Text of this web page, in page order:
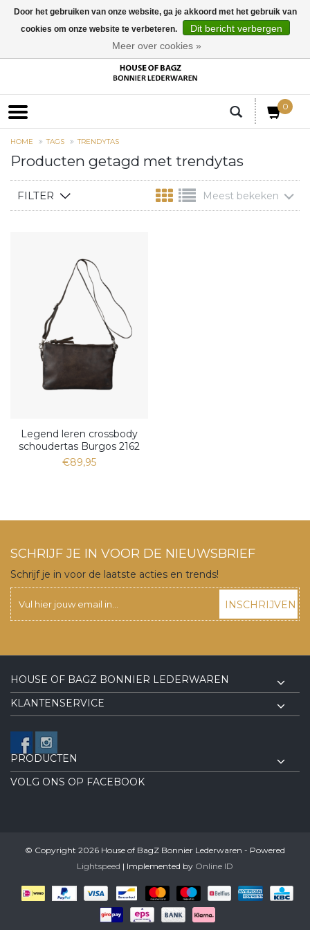
0
HOME TAGS TRENDYTAS
Producten getagd met trendytas
FILTER Meest bekeken
Legend leren crossbody
schoudertas Burgos 2162
€89,95
SCHRIJF JE IN VOOR DE NIEUWSBRIEF
Schrijf je in voor de laatste acties en trends!
INSCHRIJVEN
HOUSE OF BAGZ BONNIER LEDERWAREN
KLANTENSERVICE
PRODUCTEN
VOLG ONS OP FACEBOOK
© Copyright 2026 House of BagZ Bonnier Lederwaren - Powered
Lightspeed | Implemented by Online ID
Door het gebruiken van onze website, ga je akkoord met het gebruik van
cookies om onze website te verbeteren.
Dit bericht verbergen
Meer over cookies »